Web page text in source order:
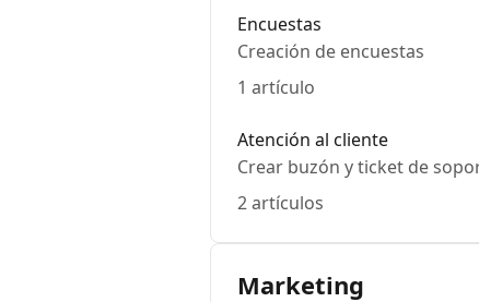
Encuestas
Creación de encuestas
1 artículo
Atención al cliente
Crear buzón y ticket de
2 artículos
Marketing